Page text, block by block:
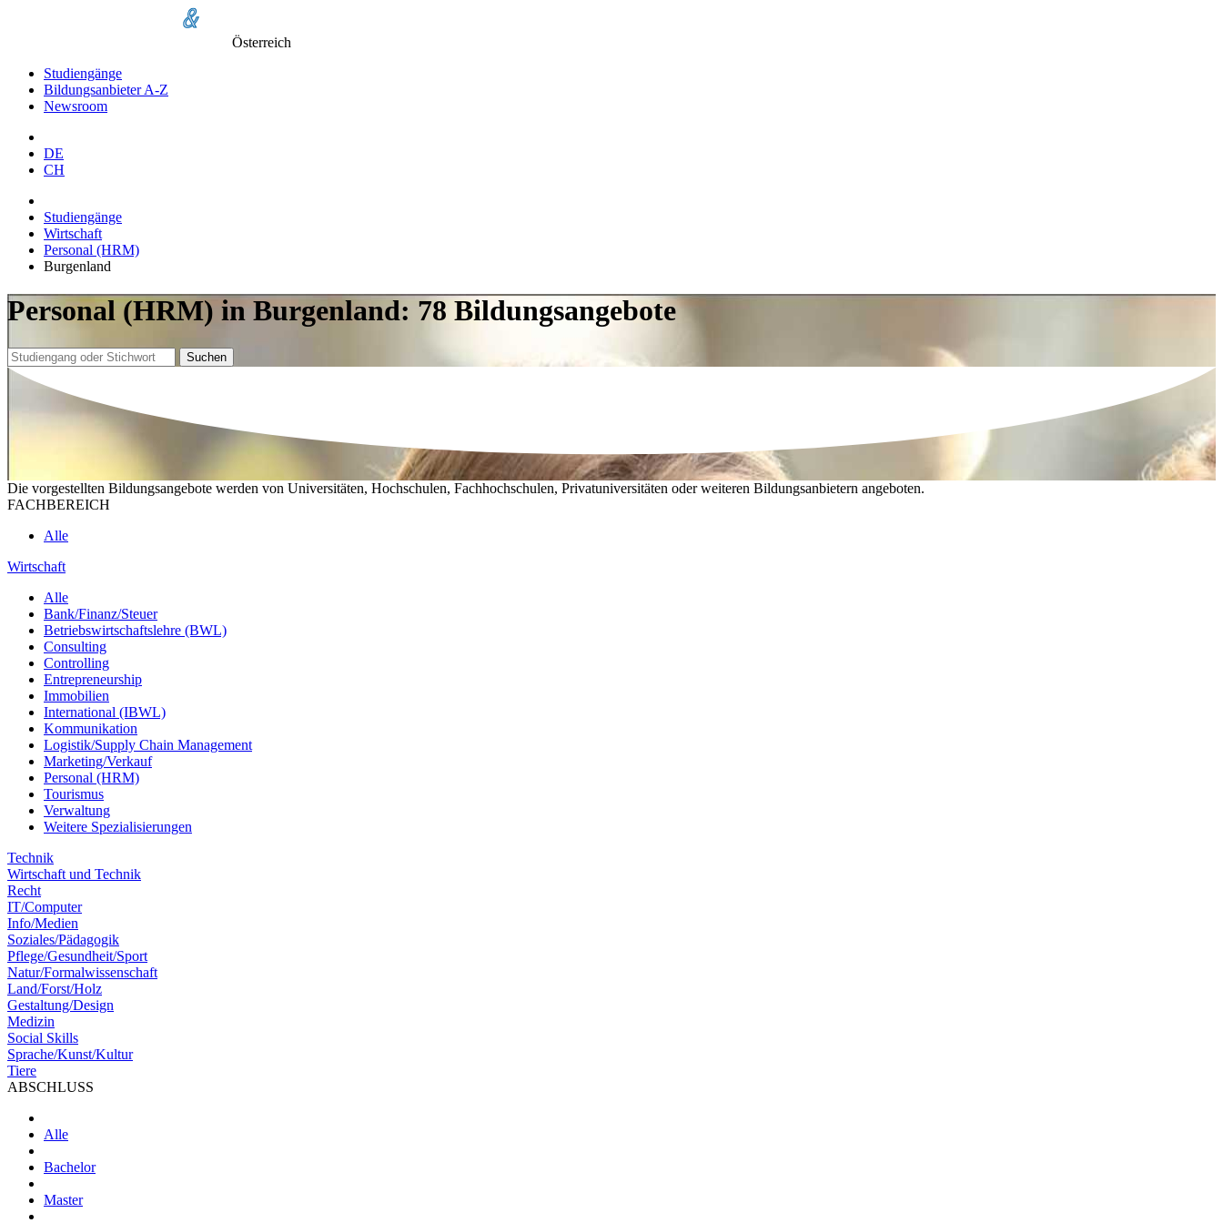
Österreich
Studiengänge
Bildungsanbieter A-Z
Newsroom
DE
CH
Studiengänge
Wirtschaft
Personal (HRM)
Burgenland
Personal (HRM) in Burgenland: 78 Bildungsangebote
Suchen
Die vorgestellten Bildungsangebote werden von Universitäten, Hochschulen, Fachhochschulen, Privatuniversitäten oder weiteren Bildungsanbietern angeboten.
FACHBEREICH
Alle
Wirtschaft
Alle
Bank/Finanz/Steuer
Betriebswirtschaftslehre (BWL)
Consulting
Controlling
Entrepreneurship
Immobilien
International (IBWL)
Kommunikation
Logistik/Supply Chain Management
Marketing/Verkauf
Personal (HRM)
Tourismus
Verwaltung
Weitere Spezialisierungen
Technik
Wirtschaft und Technik
Recht
IT/Computer
Info/Medien
Soziales/Pädagogik
Pflege/Gesundheit/Sport
Natur/Formalwissenschaft
Land/Forst/Holz
Gestaltung/Design
Medizin
Social Skills
Sprache/Kunst/Kultur
Tiere
ABSCHLUSS
Alle
Bachelor
Master